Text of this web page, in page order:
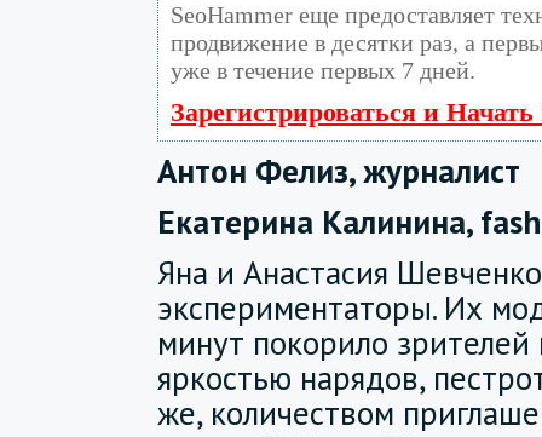
SeoHammer еще предоставляет
продвижение в десятки раз, а
уже в течение первых 7 дней.
Зарегистрироваться и
Антон Фелиз, журналист
Екатерина Калинина,
Яна и Анастасия
экспериментаторы. Их
минут покорило зрителей
яркостью нарядов,
же, количеством